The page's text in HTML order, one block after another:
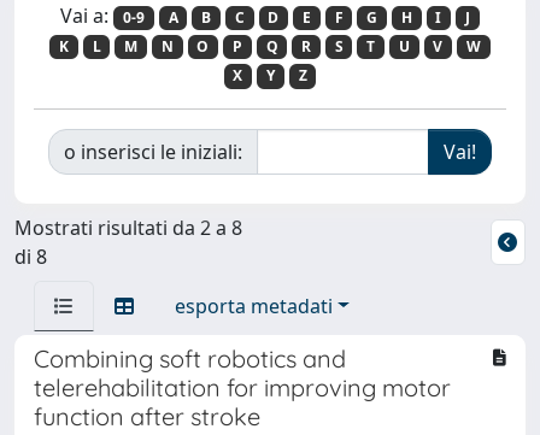
Vai a: 0-9 A B C D E F G H I
J
K
L M N O P Q R S T U V
W
X
Y Z
o inserisci le iniziali:
Mostrati risultati da 2 a 8
di 8
esporta metadati
Combining soft robotics and
telerehabilitation for improving motor
function after stroke